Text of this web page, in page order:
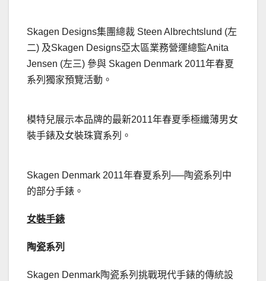
Skagen Designs集團總裁 Steen Albrechtslund (左
二) 及Skagen Designs亞太區業務營運總監Anita
Jensen (左三) 參與 Skagen Denmark 2011年春夏
系列獨家預覽活動。
模特兒展示本品牌的最新2011年春夏季極纖薄男女
裝手錶及女裝珠寶系列。
Skagen Denmark 2011年春夏系列──陶瓷系列中
的部分手錶。
女裝手錶
陶瓷系列
Skagen Denmark陶瓷系列挑戰現代手錶的傳統設